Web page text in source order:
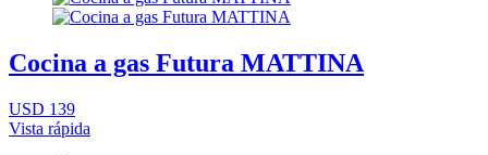
Cocina a gas Futura MATTINA
USD 139
Vista rápida